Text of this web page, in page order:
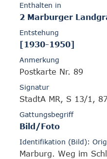
Enthalten in
2 Marburger
Entstehung
[1930-1950]
Anmerkung
Postkarte Nr. 89
Signatur
StadtA MR, S 13/1,
Gattungsbegriff
Bild/Foto
Identifikation (Bild):
Marburg. Weg im